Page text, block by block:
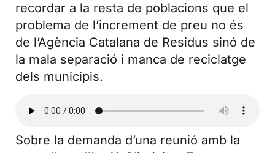
recordar a la resta de poblacions que el
problema de l’increment de preu no és
de l’Agència Catalana de Residus sinó de
la mala separació i manca de reciclatge
dels municipis.
Sobre la demanda d’una reunió amb la